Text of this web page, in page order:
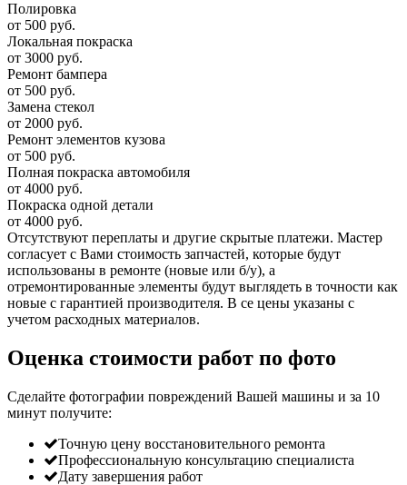
Полировка
от 500 руб.
Локальная покраска
от 3000 руб.
Ремонт бампера
от 500 руб.
Замена стекол
от 2000 руб.
Ремонт элементов кузова
от 500 руб.
Полная покраска автомобиля
от 4000 руб.
Покраска одной детали
от 4000 руб.
Отсутствуют переплаты и другие скрытые платежи. Мастер
согласует с Вами стоимость запчастей, которые будут
использованы в ремонте (новые или б/у), а
отремонтированные элементы будут выглядеть в точности как
новые с гарантией производителя. В се цены указаны с
учетом расходных материалов.
Оценка стоимости работ по фото
Сделайте фотографии повреждений Вашей машины и за 10
минут получите:
Точную цену восстановительного ремонта
Профессиональную консультацию специалиста
Дату завершения работ